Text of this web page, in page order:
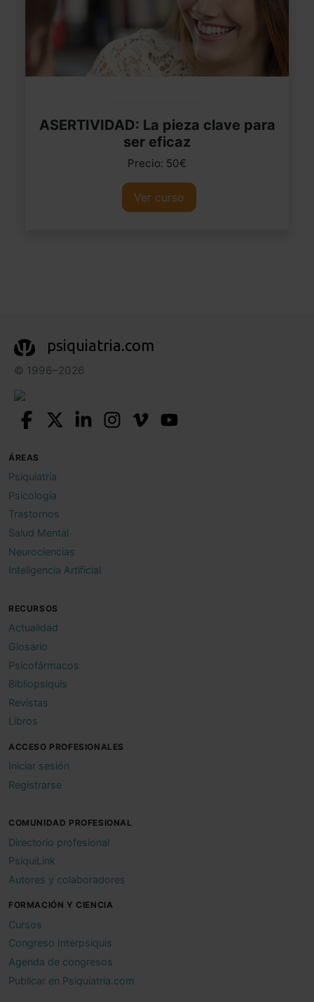
ASERTIVIDAD: La pieza clave para
ser eficaz
Precio: 50€
Ver curso
psiquiatria.com
© 1996–2026
ÁREAS
Psiquiatría
Psicología
Trastornos
Salud Mental
Neurociencias
Inteligencia Artificial
RECURSOS
Actualidad
Glosario
Psicofármacos
Bibliopsiquis
Revistas
Libros
ACCESO PROFESIONALES
Iniciar sesión
Registrarse
COMUNIDAD PROFESIONAL
Directorio profesional
PsiquiLink
Autores y colaboradores
FORMACIÓN Y CIENCIA
Cursos
Congreso Interpsiquis
Agenda de congresos
Publicar en Psiquiatria.com